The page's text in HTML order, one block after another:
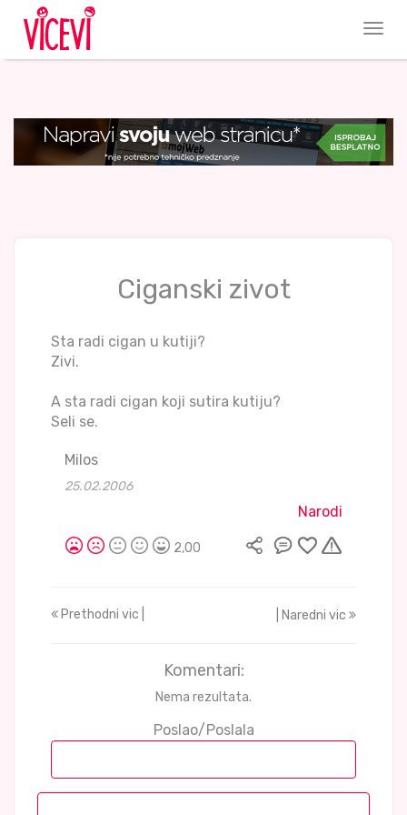
Ciganski zivot
Sta radi cigan u kutiji?
Zivi.
A sta radi cigan koji sutira kutiju?
Seli se.
Milos
25.02.2006
Narodi
2,00
Prethodni vic | | Naredni vic
Komentari:
Nema rezultata.
Poslao/Poslala